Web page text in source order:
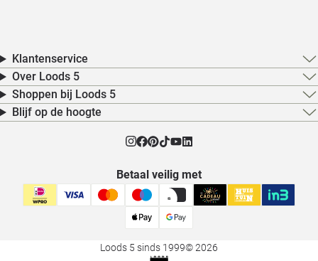
Klantenservice
Over Loods 5
Shoppen bij Loods 5
Blijf op de hoogte
Betaal veilig met
Loods 5 sinds 1999© 2026